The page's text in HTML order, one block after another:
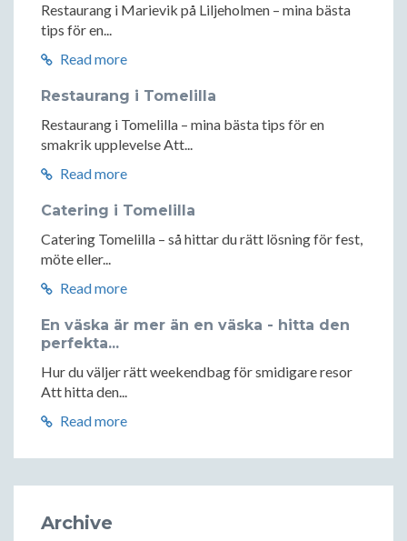
Restaurang i Marievik på Liljeholmen – mina bästa
tips för en...
Read more
Restaurang i Tomelilla
Restaurang i Tomelilla – mina bästa tips för en
smakrik upplevelse Att...
Read more
Catering i Tomelilla
Catering Tomelilla – så hittar du rätt lösning för fest,
möte eller...
Read more
En väska är mer än en väska - hitta den
perfekta...
Hur du väljer rätt weekendbag för smidigare resor
Att hitta den...
Read more
Archive